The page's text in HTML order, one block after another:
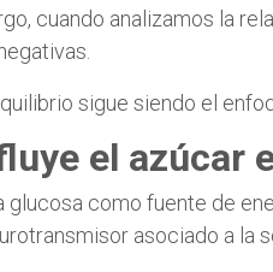
cuando analizamos la
sigue siendo el
el azúcar
glucosa como fuente de
asociado a la